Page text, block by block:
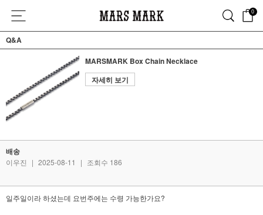
0
Q&A
MARSMARK Box Chain Necklace
자세히 보기
배송
이우진 | 2025-08-11 | 조회수 186
일주일이라 하셨는데 요번주에는 수령 가능한가요?